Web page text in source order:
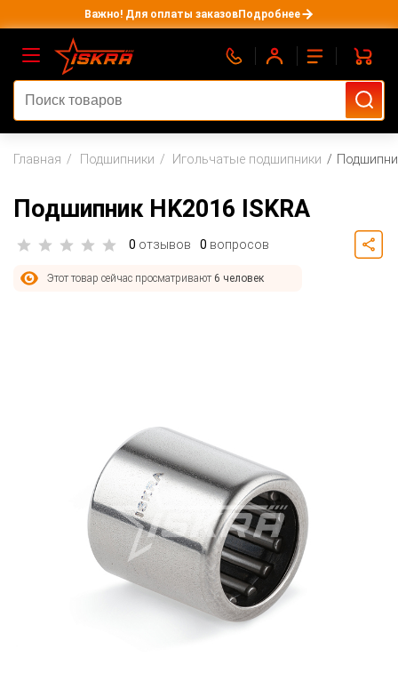
Важно! Для оплаты заказовПодробнее
Главная Подшипники Игольчатые подшипники
Подшипник HK2016 ISKRA
0 отзывов 0 вопросов
Этот товар сейчас просматривают 6 человек